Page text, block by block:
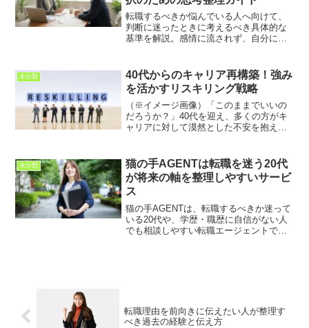
転職するべきか悩んでいる人へ向けて、
判断に迷ったときに考えるべき具体的な
基準を解説。感情に流されず、自分にと
未分類
40代からのキャリア再構築！強み
を活かすリスキリング戦略
（※イメージ画像）「このままでいいの
だろうか？」40代を迎え、多くの方がキ
ャリアに対して漠然とした不安を抱える
戦したい、市場価値を高めたいと考える
方も少なくないはずです...
未分類
猫の手AGENTは転職を迷う20代
が将来の軸を整理しやすいサービ
ス
猫の手AGENTは、転職するべきか迷って
いる20代や、学歴・職歴に自信がない人
でも相談しやすい転職エージェントで
転職理由を前向きに伝えたい人が整理す
べき過去の経験と伝え方